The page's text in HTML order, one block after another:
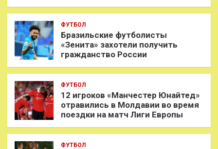
ФУТБОЛ
Бразильские футболисты
«Зенита» захотели получить
гражданство России
ФУТБОЛ
12 игроков «Манчестер Юнайтед»
отравились в Молдавии во время
поездки на матч Лиги Европы
ФУТБОЛ